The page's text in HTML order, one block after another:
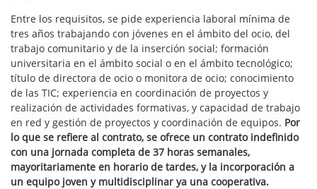
Entre los requisitos, se pide experiencia laboral mínima de
tres años trabajando con jóvenes en el ámbito del ocio, del
trabajo comunitario y de la inserción social; formación
universitaria en el ámbito social o en el ámbito tecnológico;
título de directora de ocio o monitora de ocio; conocimiento
de las TIC; experiencia en coordinación de proyectos y
realización de actividades formativas, y capacidad de trabajo
en red y gestión de proyectos y coordinación de equipos. Por
lo que se refiere al contrato, se ofrece un contrato indefinido
con una jornada completa de 37 horas semanales,
mayoritariamente en horario de tardes, y la incorporación a
un equipo joven y multidisciplinar ya una cooperativa.